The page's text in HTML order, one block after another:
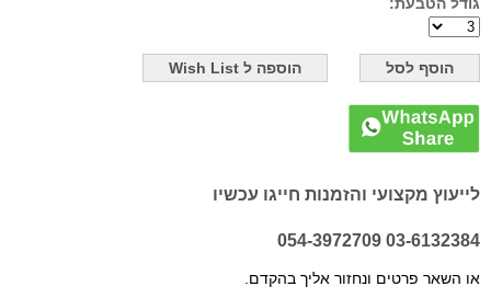
גודל הטבעת:
לייעוץ מקצועי והזמנות חייגו עכשיו
03-6132384 054-3972709
או השאר פרטים ונחזור אליך בהקדם.